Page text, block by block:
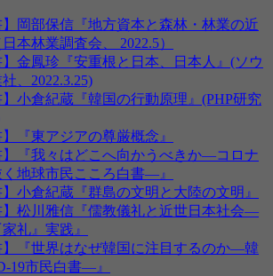
】岡部保信『地方資本と森林・林業の近
本林業調査会、 2022.5）
】金鳳珍『安重根と日本、日本人』(ソウ
、2022.3.25)
】小倉紀蔵『韓国の行動原理』(PHP研究
】『東アジアの尊厳概念』
】『我々はどこへ向かうべきか―コロナ
地球市民こころ白書—』
】小倉紀蔵『群島の文明と大陸の文明』
】松川雅信『儒教儀礼と近世日本社会―
礼』実践』
】『世界はなぜ韓国に注目するのか—韓
19市民白書—』